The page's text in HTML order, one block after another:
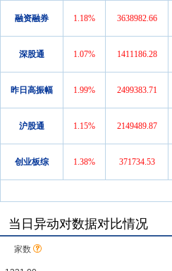
融资融券 1.18% 3638982.66
深股通 1.07% 1411186.28
昨日高振幅 1.99% 2499383.71
沪股通 1.15% 2149489.87
创业板综 1.38% 371734.53
当日异动对数据对比情况
家数